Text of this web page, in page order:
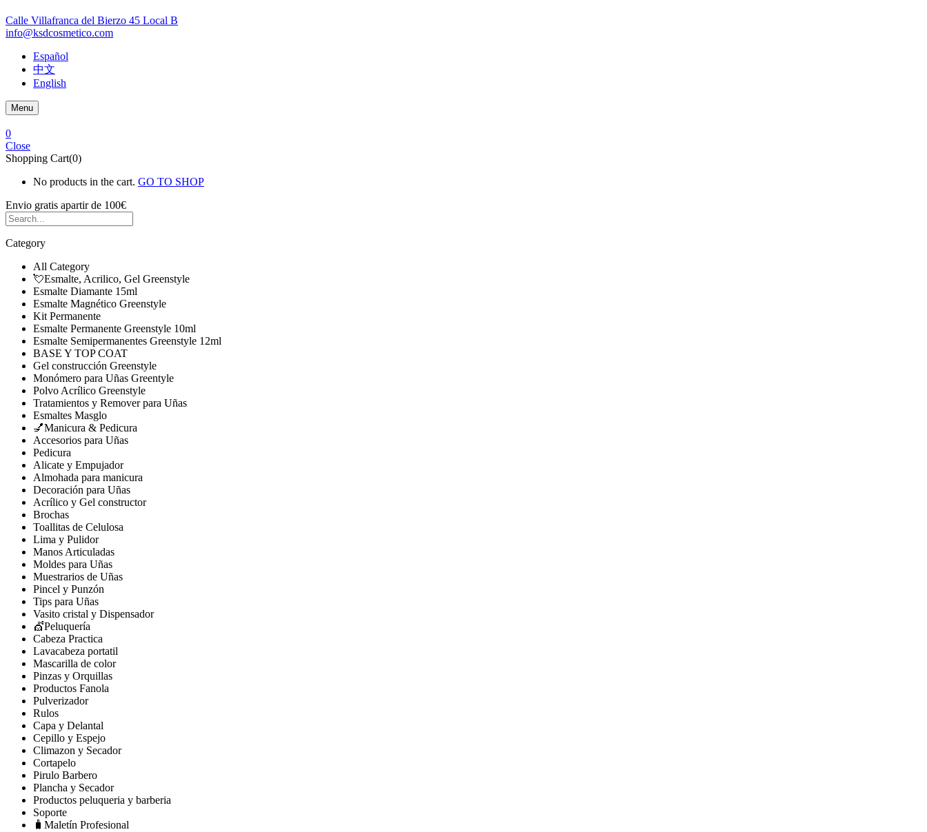
Calle Villafranca del Bierzo 45 Local B
info@ksdcosmetico.com
Español
中文
English
Menu
0
Close
Shopping Cart(0)
No products in the cart. GO TO SHOP
Envio gratis apartir de 100€
Category
All Category
💘Esmalte, Acrilico, Gel Greenstyle
Esmalte Diamante 15ml
Esmalte Magnético Greenstyle
Kit Permanente
Esmalte Permanente Greenstyle 10ml
Esmalte Semipermanentes Greenstyle 12ml
BASE Y TOP COAT
Gel construcción Greenstyle
Monómero para Uñas Greentyle
Polvo Acrílico Greenstyle
Tratamientos y Remover para Uñas
Esmaltes Masglo
💅Manicura & Pedicura
Accesorios para Uñas
Pedicura
Alicate y Empujador
Almohada para manicura
Decoración para Uñas
Acrílico y Gel constructor
Brochas
Toallitas de Celulosa
Lima y Pulidor
Manos Articuladas
Moldes para Uñas
Muestrarios de Uñas
Pincel y Punzón
Tips para Uñas
Vasito cristal y Dispensador
💇Peluquería
Cabeza Practica
Lavacabeza portatil
Mascarilla de color
Pinzas y Orquillas
Productos Fanola
Pulverizador
Rulos
Capa y Delantal
Cepillo y Espejo
Climazon y Secador
Cortapelo
Pirulo Barbero
Plancha y Secador
Productos peluqueria y barberia
Soporte
🧳Maletín Profesional